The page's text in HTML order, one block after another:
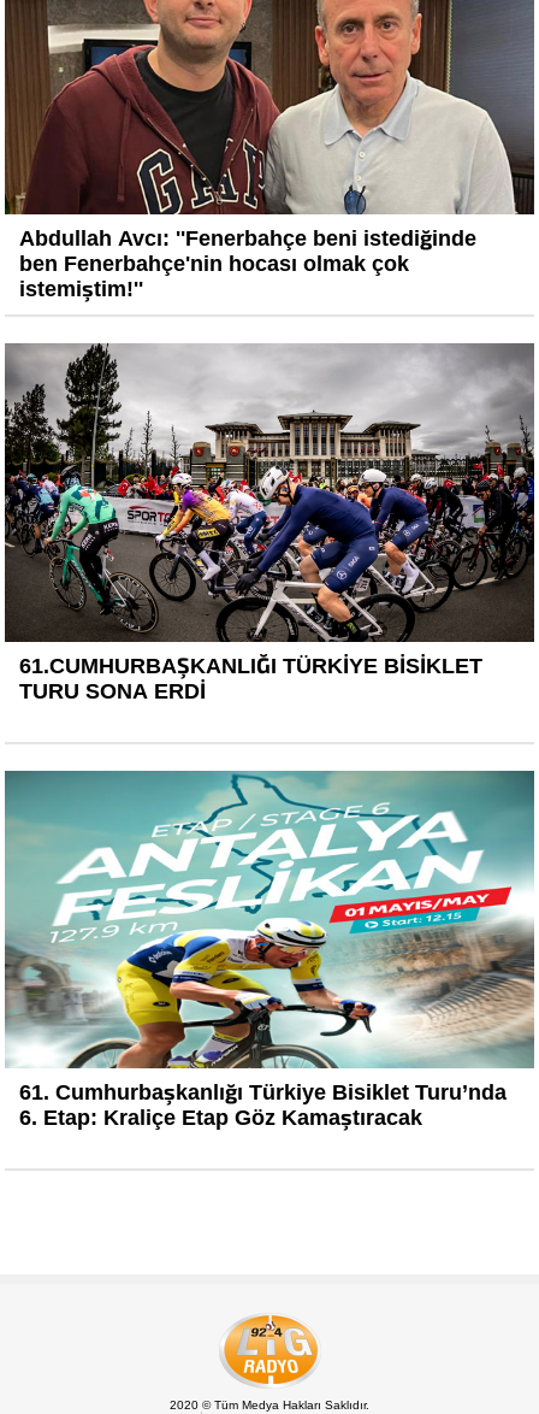
Abdullah Avcı: ''Fenerbahçe beni istediğinde
ben Fenerbahçe'nin hocası olmak çok
istemiştim!''
61.CUMHURBAŞKANLIĞI TÜRKİYE BİSİKLET
TURU SONA ERDİ
61. Cumhurbaşkanlığı Türkiye Bisiklet Turu’nda
6. Etap: Kraliçe Etap Göz Kamaştıracak
2020 © Tüm Medya Hakları Saklıdır.